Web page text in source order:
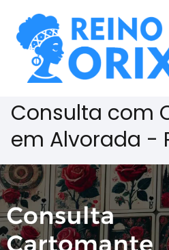
Consulta com
em Alvorada -